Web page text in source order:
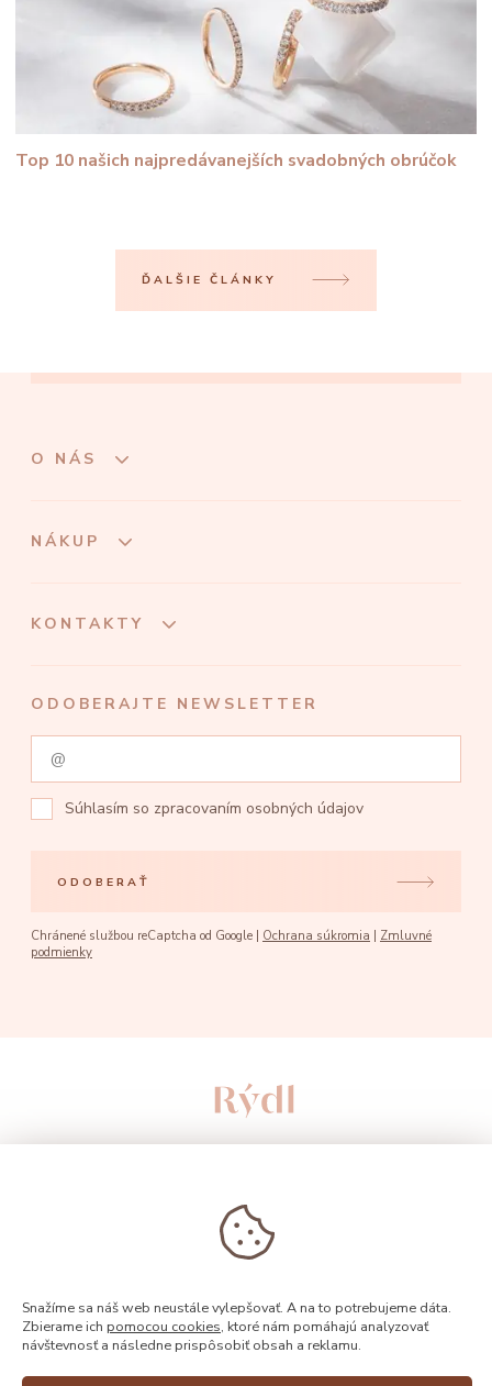
Top 10 našich najpredávanejších svadobných obrúčok
ĎALŠIE ČLÁNKY
O NÁS
NÁKUP
KONTAKTY
ODOBERAJTE NEWSLETTER
Súhlasím so zpracovaním osobných údajov
ODOBERAŤ
Chránené službou reCaptcha od Google | Ochrana súkromia
Zmluvné
podmienky
© 2026, Rýdl
Snažíme sa náš web neustále vylepšovať. A na to potrebujeme dáta.
Zbierame ich pomocou cookies, ktoré nám pomáhajú analyzovať
návštevnosť a následne prispôsobiť obsah a reklamu.